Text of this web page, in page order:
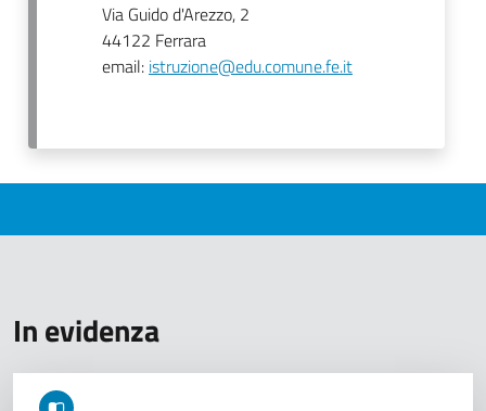
Via Guido d'Arezzo, 2
44122 Ferrara
email: istruzione@edu.comune.fe.it
In evidenza